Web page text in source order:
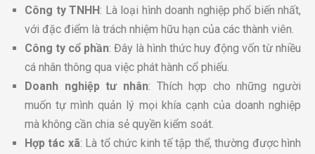
Công ty TNHH: Là loại hình doanh nghiệp phổ biến nhất,
với đặc điểm là trách nhiệm hữu hạn của các thành viên.
Công ty cổ phần: Đây là hình thức huy động vốn từ nhiều
cá nhân thông qua việc phát hành cổ phiếu.
Doanh nghiệp tư nhân: Thích hợp cho những người
muốn tự mình quản lý mọi khía cạnh của doanh nghiệp
mà không cần chia sẻ quyền kiểm soát.
Hợp tác xã: Là tổ chức kinh tế tập thể, thường được hình